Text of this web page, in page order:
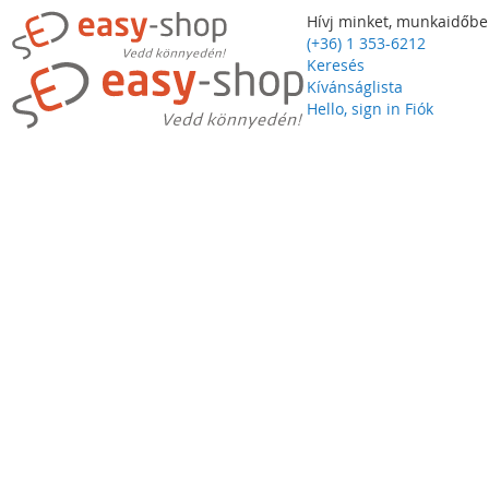
Hívj minket,
(+36) 1 353-6212
Keresés
Kívánságlista
Hello, sign in Fiók